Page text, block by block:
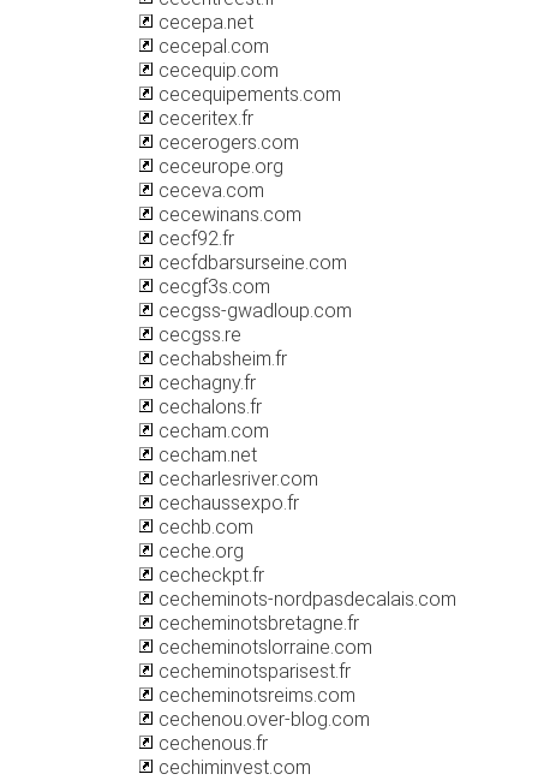
cecepa.net
cecepal.com
cecequip.com
cecequipements.com
ceceritex.fr
cecerogers.com
ceceurope.org
ceceva.com
cecewinans.com
cecf92.fr
cecfdbarsurseine.com
cecgf3s.com
cecgss-gwadloup.com
cecgss.re
cechabsheim.fr
cechagny.fr
cechalons.fr
cecham.com
cecham.net
cecharlesriver.com
cechaussexpo.fr
cechb.com
ceche.org
cecheckpt.fr
cecheminots-nordpasdecalais.com
cecheminotsbretagne.fr
cecheminotslorraine.com
cecheminotsparisest.fr
cecheminotsreims.com
cechenou.over-blog.com
cechenous.fr
cechiminvest.com